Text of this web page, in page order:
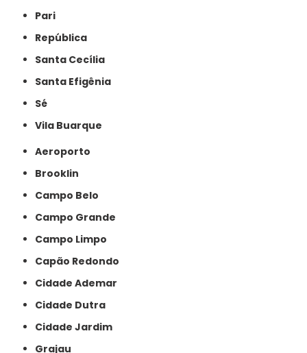
Pari
República
Santa Cecília
Santa Efigênia
Sé
Vila Buarque
Aeroporto
Brooklin
Campo Belo
Campo Grande
Campo Limpo
Capão Redondo
Cidade Ademar
Cidade Dutra
Cidade Jardim
Grajau